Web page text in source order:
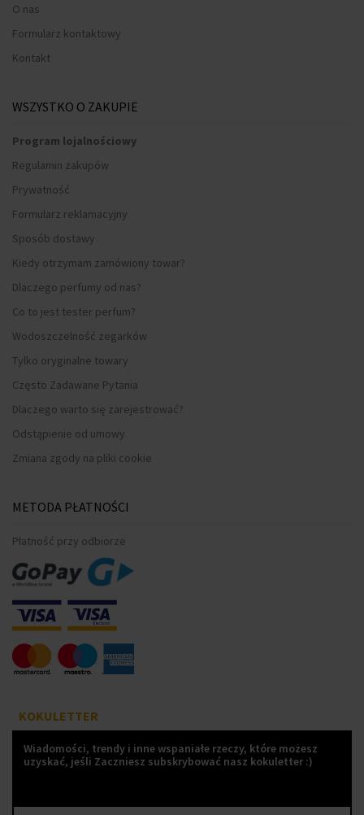
O nas
Formularz kontaktowy
Kontakt
WSZYSTKO O ZAKUPIE
Program lojalnościowy
Regulamin zakupów
Prywatność
Formularz reklamacyjny
Sposób dostawy
Kiedy otrzymam zamówiony towar?
Dlaczego perfumy od nas?
Co to jest tester perfum?
Wodoszczelność zegarków
Tylko oryginalne towary
Często Zadawane Pytania
Dlaczego warto się zarejestrować?
Odstąpienie od umowy
Zmiana zgody na pliki cookie
METODA PŁATNOŚCI
Płatność przy odbiorze
KOKULETTER
Wiadomości, trendy i inne wspaniałe rzeczy, które możesz
uzyskać, jeśli Zaczniesz subskrybować nasz kokuletter :)